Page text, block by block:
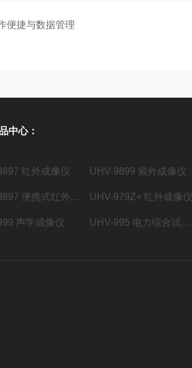
便捷与数据管理
中心：
红外成像仪 UHV-9899 紫外成像仪
UHV-9897 便携式红外成像仪 UHV-979Z+ 红外成像仪
声学成像仪 UHV-995 电力综合试验车